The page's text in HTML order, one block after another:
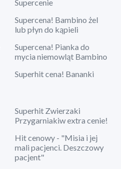
Supercenie
Supercena! Bambino żel
lub płyn do kąpieli
Supercena! Pianka do
mycia niemowląt Bambino
Superhit cena! Bananki
Superhit Zwierzaki
Przygarniakiw extra cenie!
Hit cenowy - "Misia i jej
mali pacjenci. Deszczowy
pacjent"